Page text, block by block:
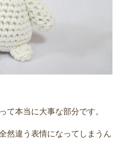
て本当に大事な部分です。
然違う表情になってしまうん